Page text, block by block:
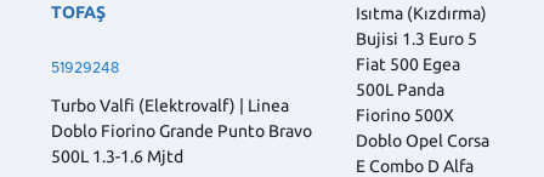
TOFAŞ
51929248
Turbo Valfi (Elektrovalf) | Linea
Doblo Fiorino Grande Punto Bravo
500L 1.3-1.6 Mjtd
Isıtma (Kızdırma)
Bujisi 1.3 Euro 5
Fiat 500 Egea
500L Panda
Fiorino 500X
Doblo Opel Corsa
E Combo D Alfa